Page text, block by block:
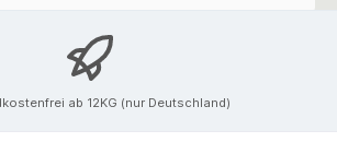
ab 12KG (nur Deutschland)